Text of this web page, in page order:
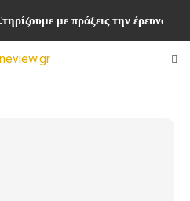
με πράξεις την έρευνα και